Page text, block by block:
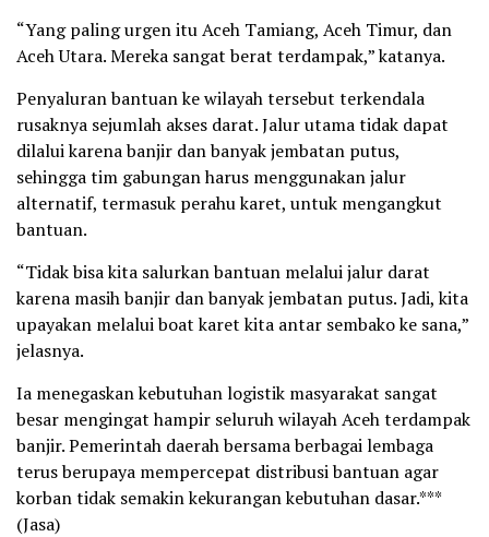
“Yang paling urgen itu Aceh Tamiang, Aceh Timur, dan
Aceh Utara. Mereka sangat berat terdampak,” katanya.
Penyaluran bantuan ke wilayah tersebut terkendala
rusaknya sejumlah akses darat. Jalur utama tidak dapat
dilalui karena banjir dan banyak jembatan putus,
sehingga tim gabungan harus menggunakan jalur
alternatif, termasuk perahu karet, untuk mengangkut
bantuan.
“Tidak bisa kita salurkan bantuan melalui jalur darat
karena masih banjir dan banyak jembatan putus. Jadi, kita
upayakan melalui boat karet kita antar sembako ke sana,”
jelasnya.
Ia menegaskan kebutuhan logistik masyarakat sangat
besar mengingat hampir seluruh wilayah Aceh terdampak
banjir. Pemerintah daerah bersama berbagai lembaga
terus berupaya mempercepat distribusi bantuan agar
korban tidak semakin kekurangan kebutuhan dasar.***
(Jasa)